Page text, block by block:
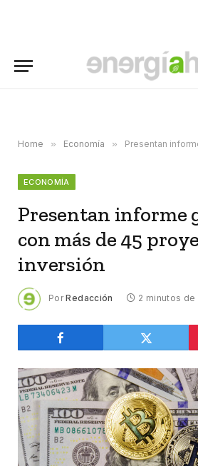
Home » Economía » Presentan informe gratuito
ECONOMÍA
Presentan informe
con más de 45
inversión
Por Redacción 2 minutos de